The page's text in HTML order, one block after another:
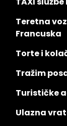
Teretna
Francuska
Torte i
Tražim
Turističke
Ulazna